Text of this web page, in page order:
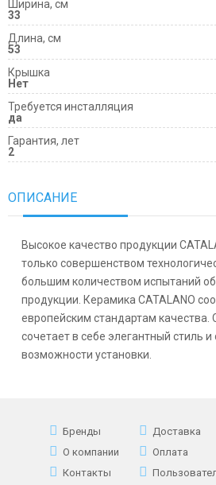
Ширина, см
33
Длина, см
53
Крышка
Нет
Требуется инсталляция
да
Гарантия, лет
2
ОПИСАНИЕ
Высокое качество продукции
только совершенством
большим количеством испытаний
продукции. Керамика CATALANO
европейским стандартам качества.
сочетает в себе элегантный стиль
возможности установки.
Бренды
О компании
Контакты
Доставка
Оплата